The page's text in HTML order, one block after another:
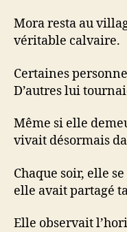
Mora resta au
véritable calvaire.
Certaines
D’autres lui
Même si elle
vivait désormais
Chaque soir, elle
elle avait partagé
Elle observait